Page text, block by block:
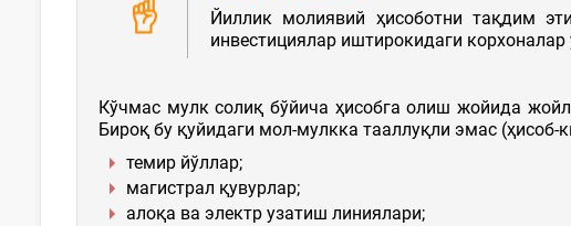
Йиллик молиявий ҳисоботни тақдим
инвестициялар иштирокидаги
Кўчмас мулк солиқ бўйича ҳисобга олиш жойида
Бироқ бу қуйидаги мол-мулкка тааллуқли эмас
темир йўллар;
магистрал қувурлар;
алоқа ва электр узатиш линиялари;